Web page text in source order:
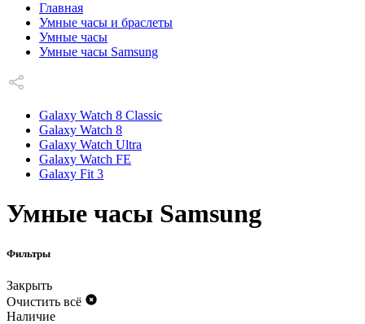
Главная
Умные часы и браслеты
Умные часы
Умные часы Samsung
Galaxy Watch 8 Classic
Galaxy Watch 8
Galaxy Watch Ultra
Galaxy Watch FE
Galaxy Fit 3
Умные часы Samsung
Фильтры
Закрыть
Очистить всё
Наличие